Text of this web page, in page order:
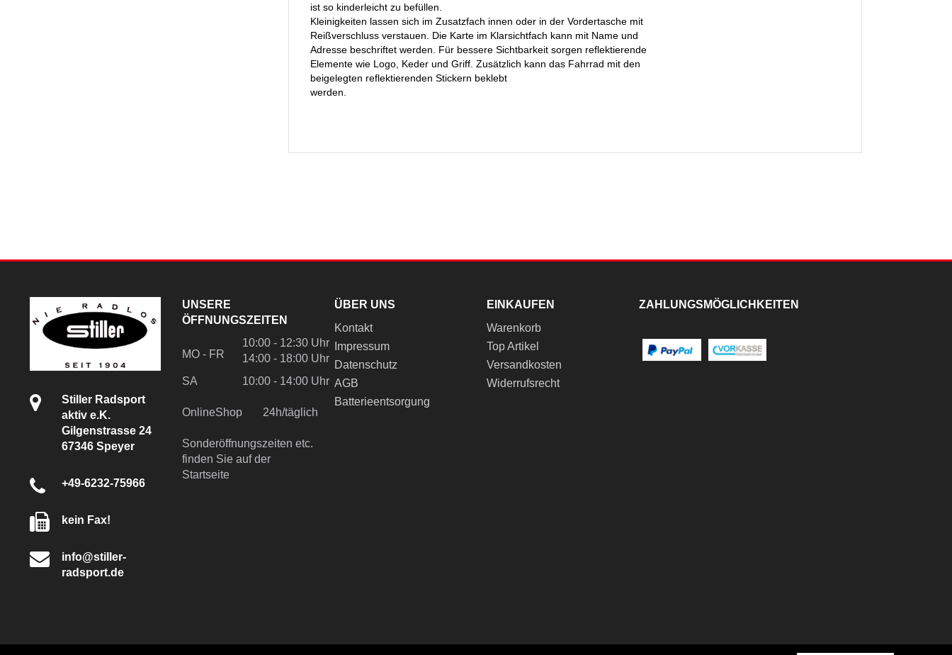
ist so kinderleicht zu befüllen.
Kleinigkeiten lassen sich im Zusatzfach innen oder in der Vordertasche mit
Reißverschluss verstauen. Die Karte im Klarsichtfach kann mit Name und
Adresse beschriftet werden. Für bessere Sichtbarkeit sorgen reflektierende
Elemente wie Logo, Keder und Griff. Zusätzlich kann das Fahrrad mit den
beigelegten reflektierenden Stickern beklebt
werden.
Stiller Radsport
aktiv e.K.
Gilgenstrasse 24
67346 Speyer
+49-6232-75966
kein Fax!
info@stiller-
radsport.de
UNSERE
ÖFFNUNGSZEITEN
MO - FR
10:00 - 12:30 Uhr
14:00 - 18:00 Uhr
SA
10:00 - 14:00 Uhr
OnlineShop 24h/täglich
Sonderöffnungszeiten etc.
finden Sie auf der
Startseite
ÜBER UNS
Kontakt
Impressum
Datenschutz
AGB
Batterieentsorgung
EINKAUFEN
Warenkorb
Top Artikel
Versandkosten
Widerrufsrecht
ZAHLUNGSMÖGLICHKEITEN